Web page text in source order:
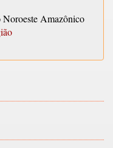
Noroeste Amazônico